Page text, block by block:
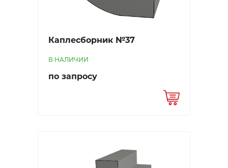
Каплесборник №37
В НАЛИЧИИ
по запросу